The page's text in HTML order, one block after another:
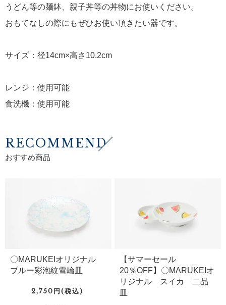
うどん等の麺鉢、親子丼等の丼物にお使いください。
おもてなしの際にもぜひお使い頂きたい器です。
サイズ：径14cm×高さ10.2cm
レンジ：使用可能
食洗機：使用可能
RECOMMEND
おすすめ商品
〇MARUKEIオリジナル
ブルー彩泡紋雪輪皿
2,750円(税込)
【サマーセール
20％OFF】〇MARUKEIオ
リジナル スイカ 二品
皿